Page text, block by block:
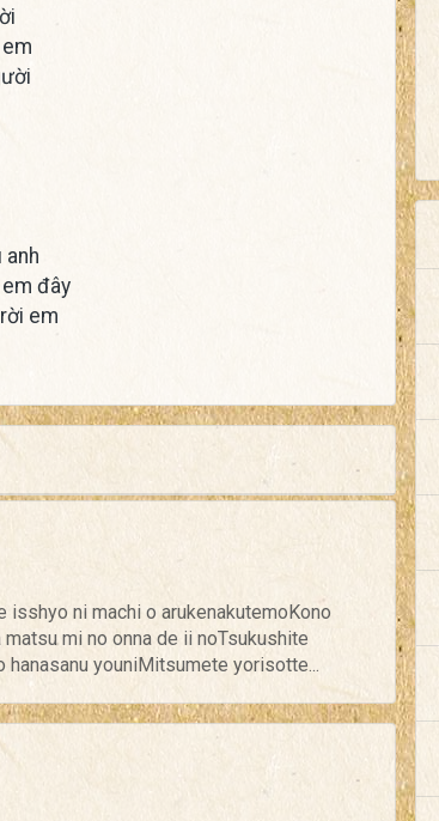
anh
đây
em
isshyo ni machi o arukenakutemoKono
mi no onna de ii noTsukushite
youniMitsumete yorisotte...